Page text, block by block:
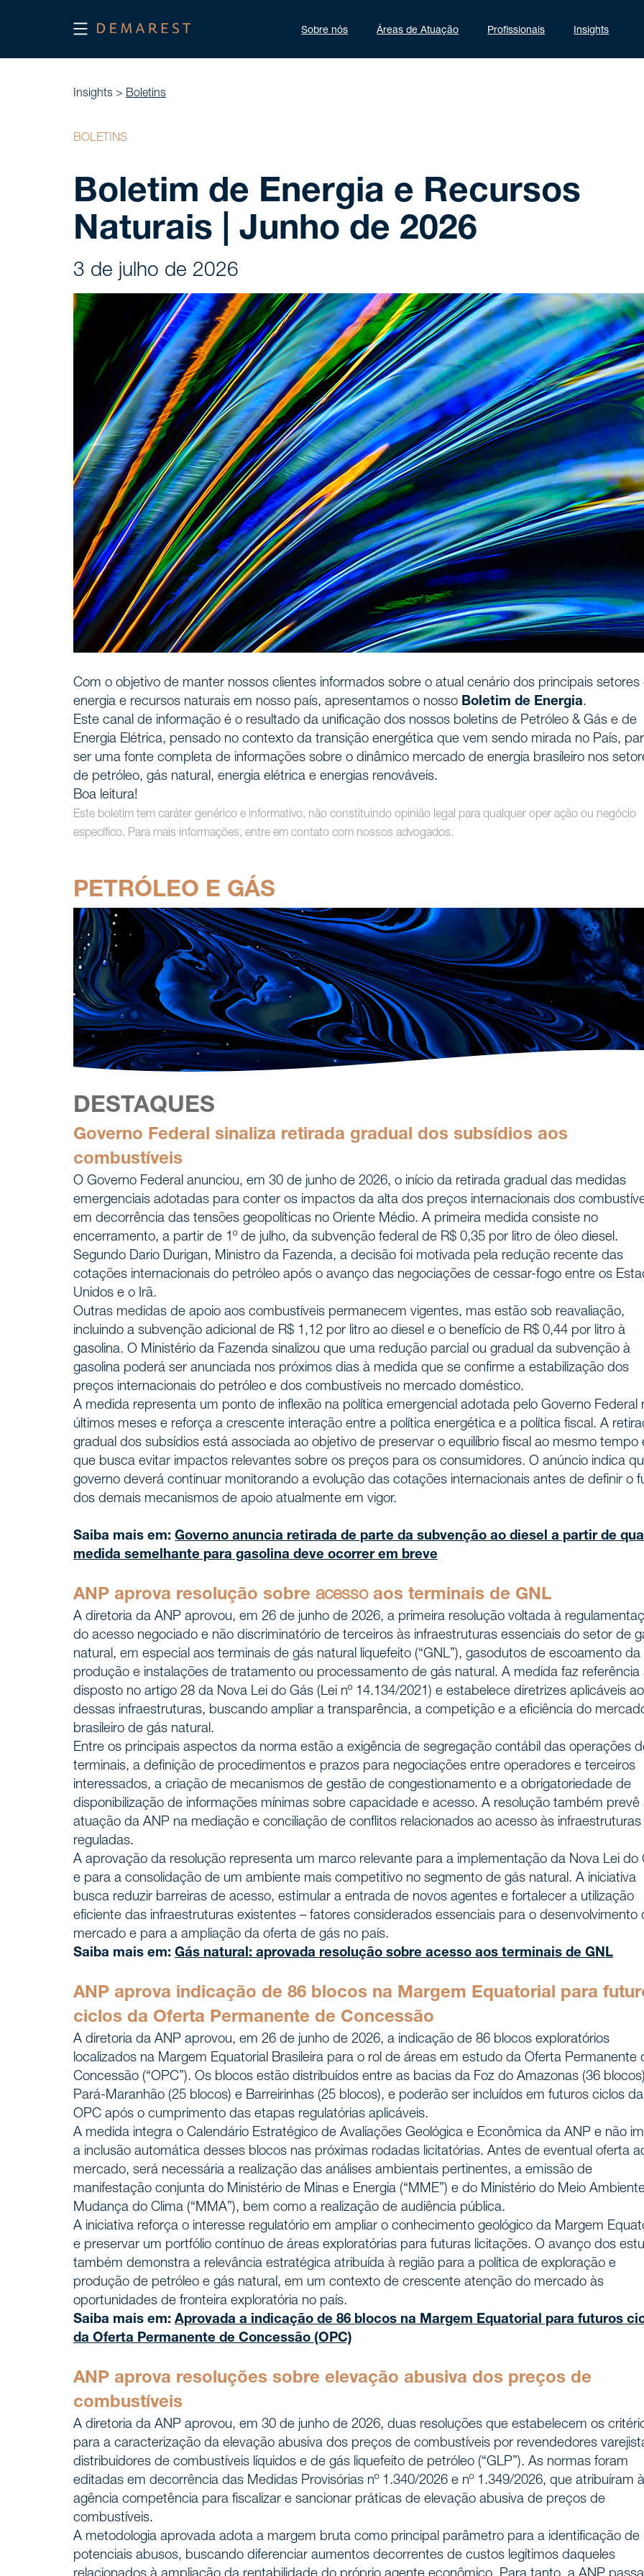
Sobre nós Áreas de Atuação Profissionais Insights
Home
NÓS, DEMAREST
Nossa história
Sobre nós
Cultura
Profissionais
Carreiras
SERVIÇOS Áreas de atuação
NOTÍCIAS Insights
CONTATO Fale conosco
Insights > Boletins
BOLETINS
Boletim de Energia e Recursos
Naturais | Junho de 2026
3 de julho de 2026
Com o objetivo de manter nossos clientes informados sobre o atual cenário dos principais setores
energia e recursos naturais em nosso país, apresentamos o nosso Boletim de Energia.
Este canal de informação é o resultado da unificação dos nossos boletins de Petróleo & Gás e de
Energia Elétrica, pensado no contexto da transição energética que vem sendo mirada no País,
ser uma fonte completa de informações sobre o dinâmico mercado de energia brasileiro nos
de petróleo, gás natural, energia elétrica e energias renováveis.
Boa leitura!
Este boletim tem caráter genérico e informativo, não constituindo opinião legal para qualquer oper ação ou negócio
específico. Para mais informações, entre em contato com nossos advogados.
PETRÓLEO E GÁS
DESTAQUES
Governo Federal sinaliza retirada gradual dos subsídios aos
combustíveis
O Governo Federal anunciou, em 30 de junho de 2026, o início da retirada gradual das medidas
emergenciais adotadas para conter os impactos da alta dos preços internacionais dos
em decorrência das tensões geopolíticas no Oriente Médio. A primeira medida consiste no
encerramento, a partir de 1º de julho, da subvenção federal de R$ 0,35 por litro de óleo diesel.
Segundo Dario Durigan, Ministro da Fazenda, a decisão foi motivada pela redução recente das
cotações internacionais do petróleo após o avanço das negociações de cessar-fogo entre os
Unidos e o Irã.
Outras medidas de apoio aos combustíveis permanecem vigentes, mas estão sob reavaliação,
incluindo a subvenção adicional de R$ 1,12 por litro ao diesel e o benefício de R$ 0,44 por litro à
gasolina. O Ministério da Fazenda sinalizou que uma redução parcial ou gradual da subvenção à
gasolina poderá ser anunciada nos próximos dias à medida que se confirme a estabilização dos
preços internacionais do petróleo e dos combustíveis no mercado doméstico.
A medida representa um ponto de inflexão na política emergencial adotada pelo Governo Federal
últimos meses e reforça a crescente interação entre a política energética e a política fiscal. A
gradual dos subsídios está associada ao objetivo de preservar o equilíbrio fiscal ao mesmo tempo
que busca evitar impactos relevantes sobre os preços para os consumidores. O anúncio indica
governo deverá continuar monitorando a evolução das cotações internacionais antes de definir o
dos demais mecanismos de apoio atualmente em vigor.
Saiba mais em: Governo anuncia retirada de parte da subvenção ao diesel a partir de
medida semelhante para gasolina deve ocorrer em breve
ANP aprova resolução sobre acessoaos terminais de GNL
A diretoria da ANP aprovou, em 26 de junho de 2026, a primeira resolução voltada à
do acesso negociado e não discriminatório de terceiros às infraestruturas essenciais do setor de
natural, em especial aos terminais de gás natural liquefeito (“GNL”), gasodutos de escoamento da
produção e instalações de tratamento ou processamento de gás natural. A medida faz referência
disposto no artigo 28 da Nova Lei do Gás (Lei nº 14.134/2021) e estabelece diretrizes aplicáveis
dessas infraestruturas, buscando ampliar a transparência, a competição e a eficiência do
brasileiro de gás natural.
Entre os principais aspectos da norma estão a exigência de segregação contábil das operações
terminais, a definição de procedimentos e prazos para negociações entre operadores e terceiros
interessados, a criação de mecanismos de gestão de congestionamento e a obrigatoriedade de
disponibilização de informações mínimas sobre capacidade e acesso. A resolução também prevê
atuação da ANP na mediação e conciliação de conflitos relacionados ao acesso às infraestruturas
reguladas.
A aprovação da resolução representa um marco relevante para a implementação da Nova Lei do
e para a consolidação de um ambiente mais competitivo no segmento de gás natural. A iniciativa
busca reduzir barreiras de acesso, estimular a entrada de novos agentes e fortalecer a utilização
eficiente das infraestruturas existentes – fatores considerados essenciais para o desenvolvimento
mercado e para a ampliação da oferta de gás no país.
Saiba mais em: Gás natural: aprovada resolução sobre acesso aos terminais de GNL
ANP aprova indicação de 86 blocos na Margem Equatorial para
ciclos da Oferta Permanente de Concessão
A diretoria da ANP aprovou, em 26 de junho de 2026, a indicação de 86 blocos exploratórios
localizados na Margem Equatorial Brasileira para o rol de áreas em estudo da Oferta Permanente
Concessão (“OPC”). Os blocos estão distribuídos entre as bacias da Foz do Amazonas (36
Pará-Maranhão (25 blocos) e Barreirinhas (25 blocos), e poderão ser incluídos em futuros ciclos da
OPC após o cumprimento das etapas regulatórias aplicáveis.
A medida integra o Calendário Estratégico de Avaliações Geológica e Econômica da ANP e não
a inclusão automática desses blocos nas próximas rodadas licitatórias. Antes de eventual oferta
mercado, será necessária a realização das análises ambientais pertinentes, a emissão de
manifestação conjunta do Ministério de Minas e Energia (“MME”) e do Ministério do Meio
Mudança do Clima (“MMA”), bem como a realização de audiência pública.
A iniciativa reforça o interesse regulatório em ampliar o conhecimento geológico da Margem
e preservar um portfólio contínuo de áreas exploratórias para futuras licitações. O avanço dos
também demonstra a relevância estratégica atribuída à região para a política de exploração e
produção de petróleo e gás natural, em um contexto de crescente atenção do mercado às
oportunidades de fronteira exploratória no país.
Saiba mais em: Aprovada a indicação de 86 blocos na Margem Equatorial para futuros
da Oferta Permanente de Concessão (OPC)
ANP aprova resoluções sobre elevação abusiva dos preços de
combustíveis
A diretoria da ANP aprovou, em 30 de junho de 2026, duas resoluções que estabelecem os
para a caracterização da elevação abusiva dos preços de combustíveis por revendedores
distribuidores de combustíveis líquidos e de gás liquefeito de petróleo (“GLP”). As normas foram
editadas em decorrência das Medidas Provisórias nº 1.340/2026 e nº 1.349/2026, que atribuíram à
agência competência para fiscalizar e sancionar práticas de elevação abusiva de preços de
combustíveis.
A metodologia aprovada adota a margem bruta como principal parâmetro para a identificação de
potenciais abusos, buscando diferenciar aumentos decorrentes de custos legítimos daqueles